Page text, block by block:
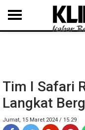
MEDAN LANGKAT
Tim I Safari
Langkat
Jumat, 15 Maret 2024 / 15.29